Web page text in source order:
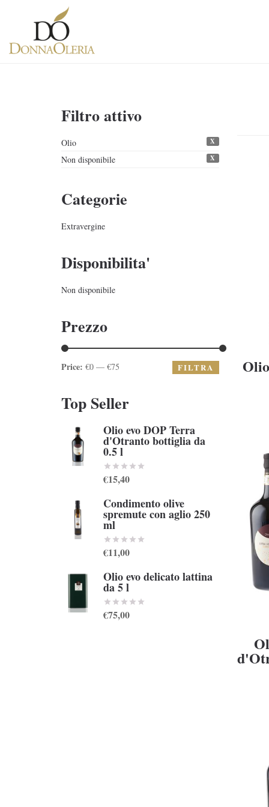
Filtro attivo
Olio X
Non disponibile X
Categorie
Extravergine
Disponibilita'
Non disponibile
Prezzo
Price: €0 — €75 FILTRA
Top Seller
Olio evo DOP Terra
d'Otranto bottiglia da
0.5 l
€15,40
Condimento olive
spremute con aglio 250
ml
€11,00
Olio evo delicato lattina
da 5 l
€75,00